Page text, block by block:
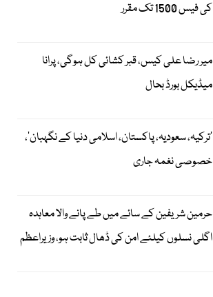
کی فیس 1500 تک مقرر
میر رضا علی کیس، قبر کشائی کل ہوگی، پرانا
میڈیکل بورڈ بحال
‘ترکیہ، سعودیہ، پاکستان، اسلامی دنیا کے نگہبان’،
خصوصی نغمہ جاری
حرمین شریفین کے سائے میں طے پانے والا معاہدہ
اگلی نسلوں کیلئے امن کی ڈھال ثابت ہو، وزیراعظم